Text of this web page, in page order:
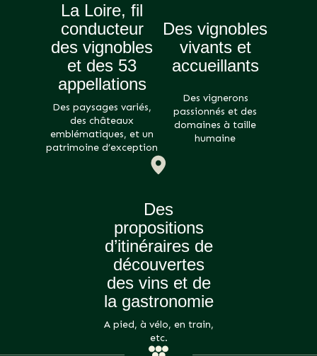
La Loire, fil
conducteur
des vignobles
et des 53
appellations
Des paysages variés,
des châteaux
emblématiques, et un
patrimoine d’exception
Des vignobles
vivants et
accueillants
Des vignerons
passionnés et des
domaines à taille
humaine
Des
propositions
d’itinéraires de
découvertes
des vins et de
la gastronomie
A pied, à vélo, en train,
etc.